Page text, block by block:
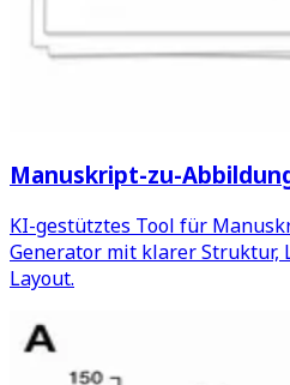
Manuskript-zu-
KI-gestütztes Tool für
Generator mit klarer Struktur,
Layout.